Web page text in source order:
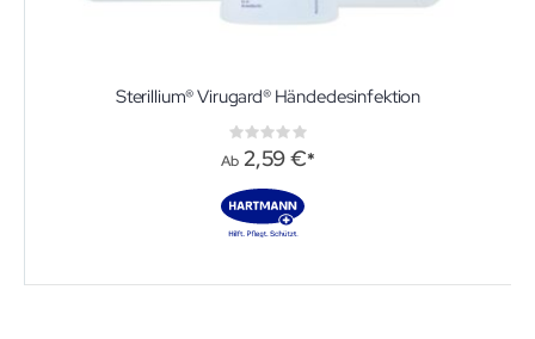
Sterillium® Virugard® Händedesinfektion
Rating:
0%
Ab 2,59 €